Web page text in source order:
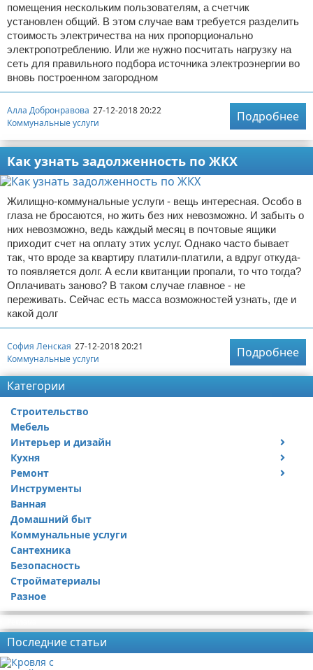
помещения нескольким пользователям, а счетчик
установлен общий. В этом случае вам требуется разделить
стоимость электричества на них пропорционально
электропотреблению. Или же нужно посчитать нагрузку на
сеть для правильного подбора источника электроэнергии во
вновь построенном загородном
Алла Добронравова 27-12-2018 20:22
Коммунальные услуги
Подробнее
Как узнать задолженность по ЖКХ
Жилищно-коммунальные услуги - вещь интересная. Особо в
глаза не бросаются, но жить без них невозможно. И забыть о
них невозможно, ведь каждый месяц в почтовые ящики
приходит счет на оплату этих услуг. Однако часто бывает
так, что вроде за квартиру платили-платили, а вдруг откуда-
то появляется долг. А если квитанции пропали, то что тогда?
Оплачивать заново? В таком случае главное - не
переживать. Сейчас есть масса возможностей узнать, где и
какой долг
София Ленская 27-12-2018 20:21
Коммунальные услуги
Подробнее
Категории
Строительство
Мебель
Интерьер и дизайн
Дизайн дачи
Дизайн квартиры
Кухня
Посуда
Ремонт
Ремонт дачи
Ремонт квартиры
Инструменты
Ванная
Домашний быт
Коммунальные услуги
Сантехника
Безопасность
Стройматериалы
Разное
Последние статьи